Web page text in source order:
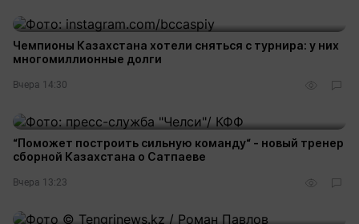
Чемпионы Казахстана хотели сняться с турнира: у них
многомиллионные долги
Вчера 14:30
“Поможет построить сильную команду“ - новый тренер
сборной Казахстана о Сатпаеве
Вчера 13:23